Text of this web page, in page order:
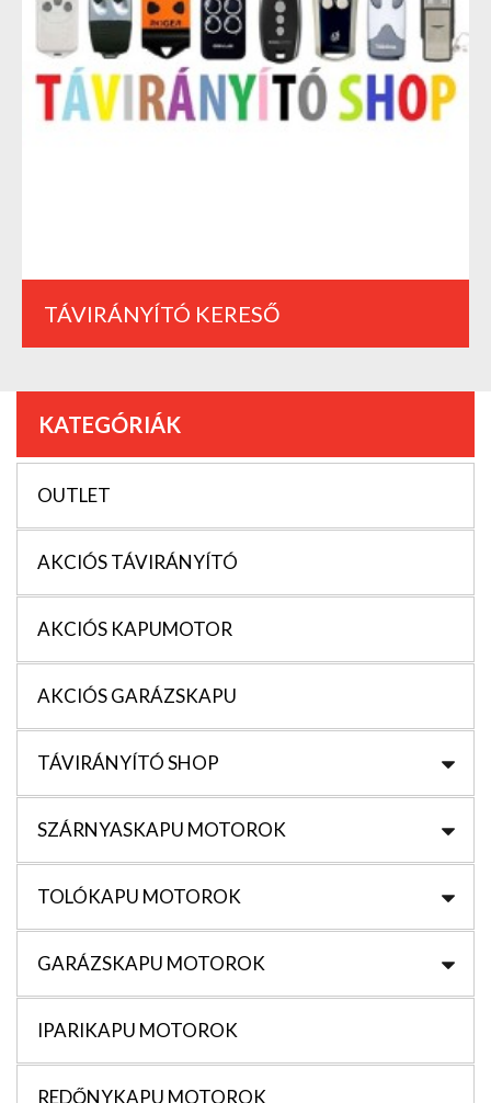
TÁVIRÁNYÍTÓ KERESŐ
KATEGÓRIÁK
OUTLET
AKCIÓS TÁVIRÁNYÍTÓ
AKCIÓS KAPUMOTOR
AKCIÓS GARÁZSKAPU
TÁVIRÁNYÍTÓ SHOP
SZÁRNYASKAPU MOTOROK
TOLÓKAPU MOTOROK
GARÁZSKAPU MOTOROK
IPARIKAPU MOTOROK
REDŐNYKAPU MOTOROK